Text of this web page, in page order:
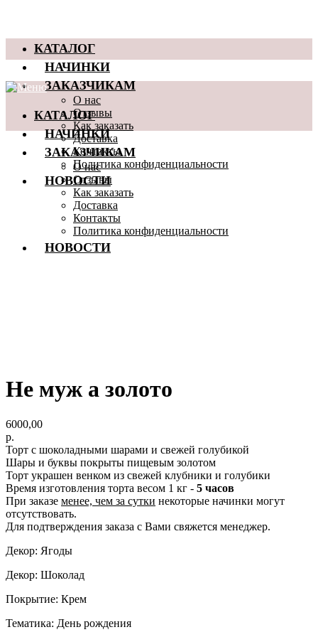
КАТАЛОГ
НАЧИНКИ
ЗАКАЗЧИКАМ
О нас
Отзывы
Как заказать
Доставка
Контакты
Политика конфиденциальности
НОВОСТИ
КАТАЛОГ
НАЧИНКИ
ЗАКАЗЧИКАМ
О нас
Отзывы
Как заказать
Доставка
Контакты
Политика конфиденциальности
НОВОСТИ
Не муж а золото
6000,00
р.
Торт с шоколадными шарами и свежей голубикой
Шары и буквы покрыты пищевым золотом
Торт украшен венком из свежей клубники и голубики
Время изготовления торта весом 1 кг - 5 часов
При заказе менее, чем за сутки некоторые начинки могут
отсутствовать.
Для подтверждения заказа с Вами свяжется менеджер.
Декор: Ягоды
Декор: Шоколад
Покрытие: Крем
Тематика: День рождения